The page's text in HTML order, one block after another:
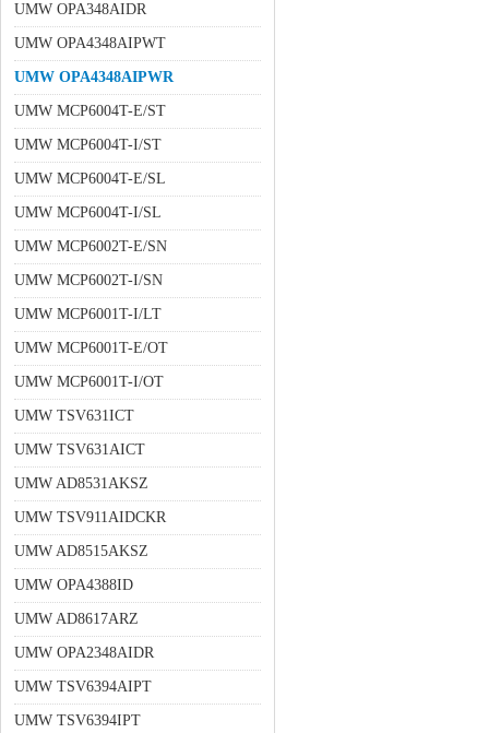
UMW OPA348AIDR
UMW OPA4348AIPWT
UMW OPA4348AIPWR
UMW MCP6004T-E/ST
UMW MCP6004T-I/ST
UMW MCP6004T-E/SL
UMW MCP6004T-I/SL
UMW MCP6002T-E/SN
UMW MCP6002T-I/SN
UMW MCP6001T-I/LT
UMW MCP6001T-E/OT
UMW MCP6001T-I/OT
UMW TSV631ICT
UMW TSV631AICT
UMW AD8531AKSZ
UMW TSV911AIDCKR
UMW AD8515AKSZ
UMW OPA4388ID
UMW AD8617ARZ
UMW OPA2348AIDR
UMW TSV6394AIPT
UMW TSV6394IPT